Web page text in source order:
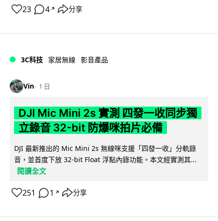
23 4 ↗ 分享
3C科技 家居無線 影音產品
Vin 1 日
DJI Mic Mini 2s 實測 四發一收同步獨
立錄音 32-bit 防爆咪拍片必備
DJI 最新推出的 Mic Mini 2s 無線咪支援「四發一收」分軌錄
音，並首度下放 32-bit Float 浮點內錄功能。本文經實測其...
閱讀全文
251 1 ↗ 分享